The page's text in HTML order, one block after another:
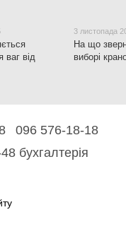
ваг від
3 листопада
На що
виборі
096 576-18-18
бухгалтерія